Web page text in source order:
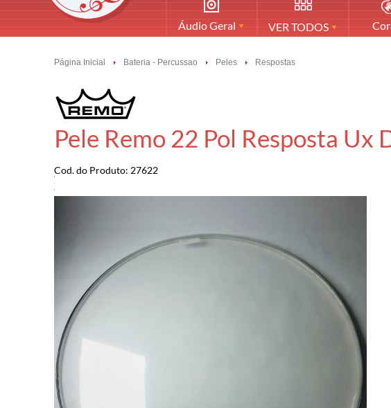
Áudio Geral VER TODOS
Página Inicial Bateria - Percussao Peles Respostas
Pele Remo 22 Pol Resposta
Cod. do Produto: 27622